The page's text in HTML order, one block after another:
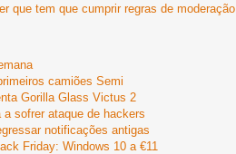
que tem que cumprir regras de moderação
camiões Semi
Gorilla Glass Victus 2
sofrer ataque de hackers
notificações antigas
Friday: Windows 10 a €11